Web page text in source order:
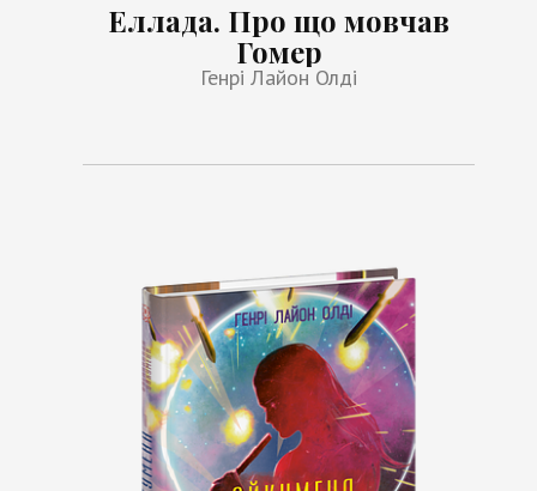
Еллада. Про що мовчав
Гомер
Генрі Лайон Олді